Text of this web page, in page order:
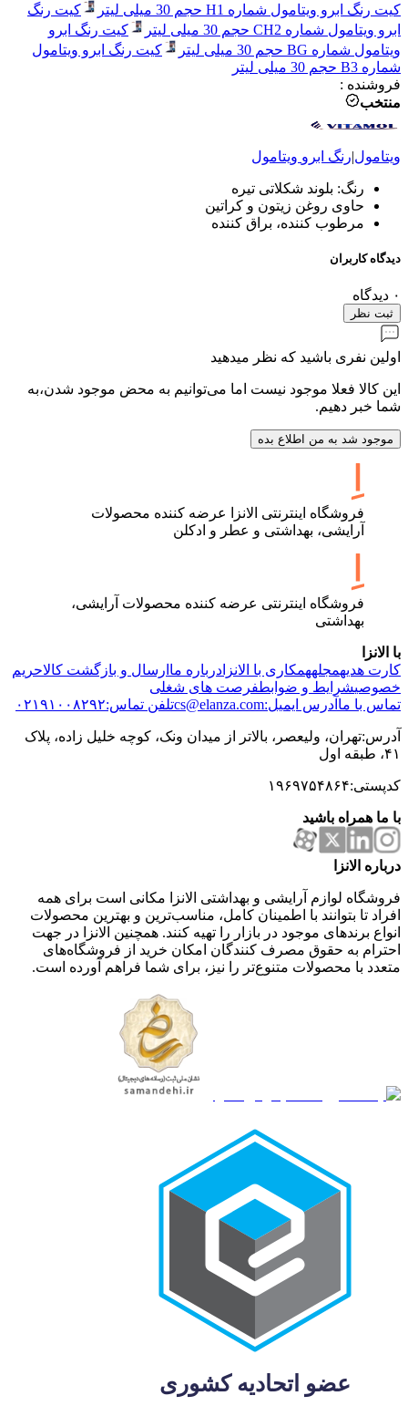
کیت رنگ ابرو ویتامول شماره H1 حجم 30 میلی لیتر
کیت رنگ
ابرو ویتامول شماره CH2 حجم 30 میلی لیتر
کیت رنگ ابرو
ویتامول شماره BG حجم 30 میلی لیتر
کیت رنگ ابرو ویتامول
شماره B3 حجم 30 میلی لیتر
فروشنده :
منتخب
ویتامول|رنگ ابرو ویتامول
رنگ: بلوند شکلاتی تیره
حاوی روغن زیتون و کراتین
مرطوب کننده، براق کننده
دیدگاه کاربران
۰ دیدگاه
ثبت نظر
اولین نفری باشید که نظر میدهید
این کالا فعلا موجود نیست اما می‌توانیم به محض موجود شدن،به
شما خبر دهیم.
موجود شد به من اطلاع بده
فروشگاه اینترنتی الانزا عرضه کننده محصولات
آرایشی، بهداشتی و عطر و ادکلن
فروشگاه اینترنتی عرضه کننده محصولات آرایشی،
بهداشتی
با الانزا
کارت هدیهمجلههمکاری با الانزا درباره ما ارسال و بازگشت کالاحریم
خصوصیشرایط و ضوابطفرصت های شغلی
تماس با ما آدرس ایمیل:cs@elanza.com تلفن تماس:۰۲۱۹۱۰۰۸۲۹۲
آدرس:تهران، ولیعصر، بالاتر از میدان ونک، کوچه خلیل زاده، پلاک
۴۱، طبقه اول
کدپستی:۱۹۶۹۷۵۴۸۶۴
با ما همراه باشید
درباره الانزا
فروشگاه لوازم آرایشی و بهداشتی الانزا مکانی است برای همه
افراد تا بتوانند با اطمینان کامل، مناسب‌ترین و بهترین محصولات
انواع برندهای موجود در بازار را تهیه کنند. همچنین الانزا در جهت
احترام به حقوق مصرف کنندگان امکان خرید از فروشگاه‌های
متعدد با محصولات متنوع‌تر را نیز، برای شما فراهم آورده است.